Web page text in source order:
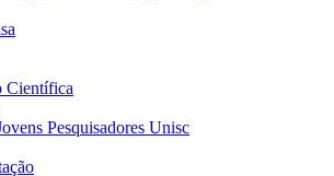
Científica
Pesquisadores Unisc